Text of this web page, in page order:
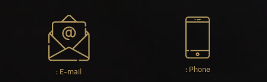
Phone :
E-mail :